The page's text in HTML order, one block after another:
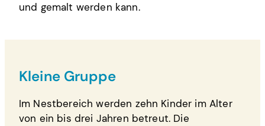
und gemalt werden kann.
Kleine Gruppe
Im Nestbereich werden zehn Kinder im Alter
von ein bis drei Jahren betreut. Die